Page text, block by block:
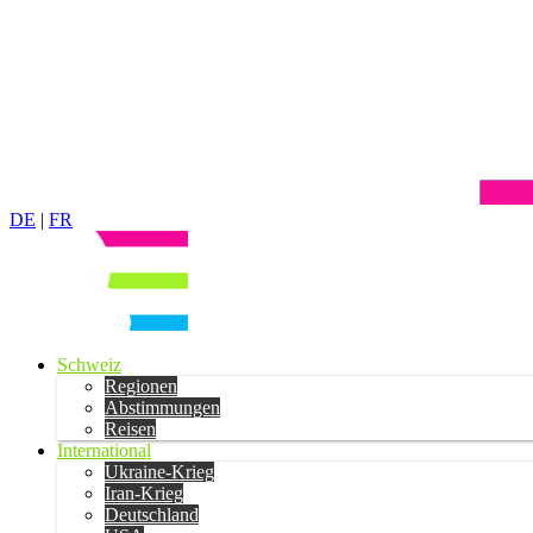
DE | FR
Schweiz
Regionen
Abstimmungen
Reisen
International
Ukraine-Krieg
Iran-Krieg
Deutschland